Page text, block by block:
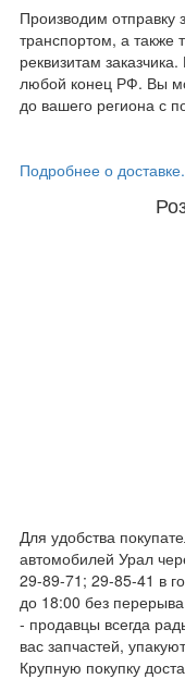
Производим отправку
транспортом, а
реквизитам
любой конец РФ. Вы
до вашего региона с
Подробнее о
Для удобства
автомобилей Урал
29-89-71; 29-85-41 в
до 18:00 без
- продавцы всегда
вас запчастей,
Крупную покупку